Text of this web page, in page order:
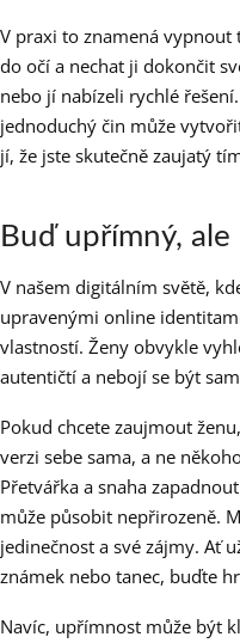
V praxi to znamená
do očí a nechat ji dokončit
nebo jí nabízeli rychlé
jednoduchý čin může
jí, že jste skutečně zaujatý
Buď upřímný, ale
V našem digitálním světě,
upravenými online
vlastností. Ženy obvykle
autentičtí a nebojí se být
Pokud chcete zaujmout
verzi sebe sama, a ne
Přetvářka a snaha
může působit nepřirozeně.
jedinečnost a své zájmy. Ať
známek nebo tanec, buďte
Navíc, upřímnost může být